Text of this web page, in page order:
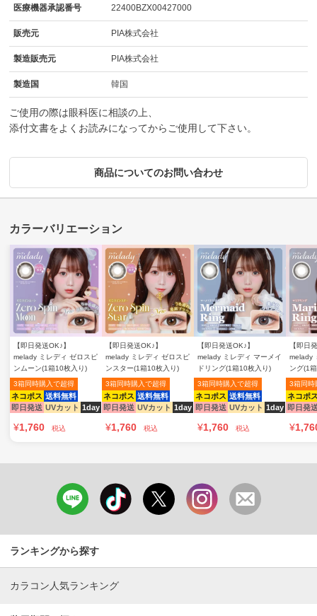
医療機器承認番号 22400BZX00427000
販売元 PIA株式会社
製造販売元 PIA株式会社
製造国 韓国
ご使用の際は眼科医に相談の上、
添付文書をよくお読みになってからご使用して下さい。
商品についてのお問い合わせ
【即日発送OK♪】
melady ミレディ ゼロスピ
ンムーン(1箱10枚入り)
ネコポス 送料無料
即日発送 UVカット 1day
3箱同時購入で超得
¥1,760 税込
【即日発送OK♪】
melady ミレディ ゼロスピ
ンスター(1箱10枚入り)
ネコポス 送料無料
即日発送 UVカット 1day
3箱同時購入で超得
¥1,760 税込
【即日発送OK♪】
melady ミレディ マーメイ
ドリング(1箱10枚入り)
ネコポス 送料無料
即日発送 UVカット 1day
3箱同時購入で超得
¥1,760 税込
【即日
melady
ング(1
ネコポ
即日発
3箱同時
¥
ランキングから探す
カラコン人気ランキング